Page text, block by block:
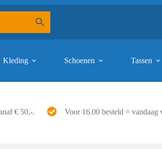
Kleding Schoenen Tassen
€ 50,-. Voor 16.00 besteld = vandaag